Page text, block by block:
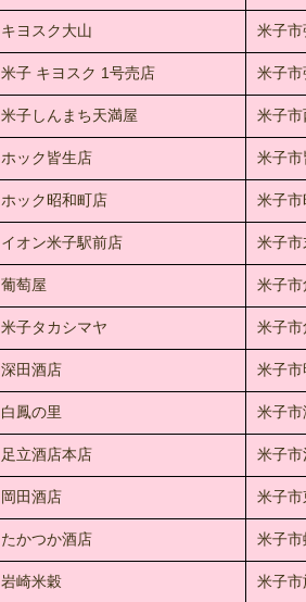
キヨスク大山 米子
米子 キヨスク 1号売店 米子
米子しんまち天満屋 米子
ホック皆生店 米子
ホック昭和町店 米子
イオン米子駅前店 米子
葡萄屋 米子
米子タカシマヤ 米子
深田酒店 米子
白鳳の里 米子
足立酒店本店 米子
岡田酒店 米子
たかつか酒店 米子
岩崎米穀 米子